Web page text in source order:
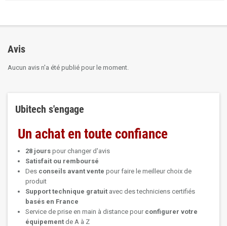
Avis
Aucun avis n'a été publié pour le moment.
Ubitech s'engage
Un achat en toute confiance
28 jours pour changer d'avis
Satisfait ou remboursé
Des conseils avant vente pour faire le meilleur choix de
produit
Support technique gratuit avec des techniciens certifiés
basés en France
Service de prise en main à distance pour configurer votre
équipement de A à Z